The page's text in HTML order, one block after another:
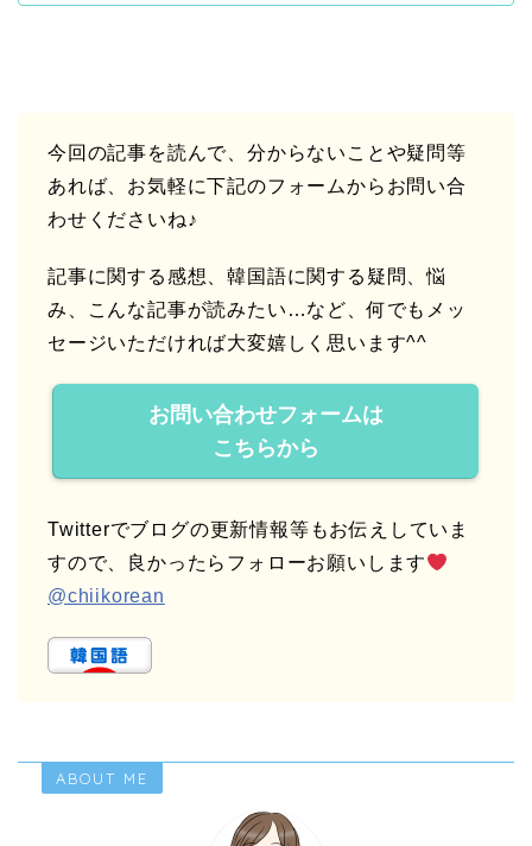
今回の記事を読んで、分からないことや疑問等
あれば、お気軽に下記のフォームからお問い合
わせくださいね♪
記事に関する感想、韓国語に関する疑問、悩
み、こんな記事が読みたい…など、何でもメッ
セージいただければ大変嬉しく思います^^
お問い合わせフォームは
こちらから
Twitterでブログの更新情報等もお伝えしていま
すので、良かったらフォローお願いします
@chiikorean
ABOUT ME